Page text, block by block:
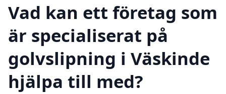
Vad kan ett företag som
är specialiserat på
golvslipning i Väskinde
hjälpa till med?